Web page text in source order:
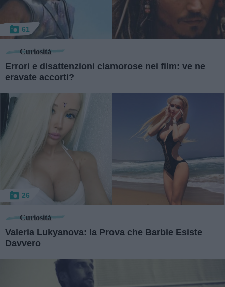
61
Curiosità
Errori e disattenzioni clamorose nei film: ve ne
eravate accorti?
26
Curiosità
Valeria Lukyanova: la Prova che Barbie Esiste
Davvero